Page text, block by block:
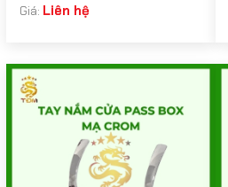
Giá: Liên hệ